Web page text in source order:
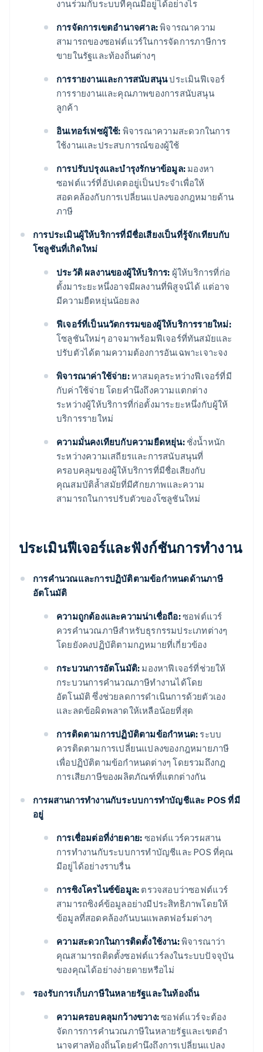
งานร่วมกับระบบที่คุณมีอยู่ได้อย่างไร
การจัดการเขตอํานาจศาล:พิจารณาความ
สามารถของซอฟต์แวร์ในการจัดการภาษีการ
ขายในรัฐและท้องถิ่นต่างๆ
การรายงานและการสนับสนุนประเมินฟีเจอร์
การรายงานและคุณภาพของการสนับสนุน
ลูกค้า
อินเทอร์เฟซผู้ใช้: พิจารณาความสะดวกในการ
ใช้งานและประสบการณ์ของผู้ใช้
การปรับปรุงและบํารุงรักษาข้อมูล: มองหา
ซอฟต์แวร์ที่อัปเดตอยู่เป็นประจําเพื่อให้
สอดคล้องกับการเปลี่ยนแปลงของกฎหมายด้าน
ภาษี
การประเมินผู้ให้บริการที่มีชื่อเสียงเป็นที่รู้จักเทียบกับ
โซลูชันที่เกิดใหม่
ประวัติ ผลงานของผู้ให้บริการ: ผู้ให้บริการที่ก่อ
ตั้งมาระยะหนึ่งอาจมีผลงานที่พิสูจน์ได้ แต่อาจ
มีความยืดหยุ่นน้อยลง
ฟีเจอร์ที่เป็นนวัตกรรมของผู้ให้บริการรายใหม่:
โซลูชันใหม่ๆ อาจมาพร้อมฟีเจอร์ที่ทันสมัยและ
ปรับตัวได้ตามความต้องการอันเฉพาะเจาะจง
พิจารณาค่าใช้จ่าย:หาสมดุลระหว่างฟีเจอร์ที่มี
กับค่าใช้จ่าย โดยคํานึงถึงความแตกต่าง
ระหว่างผู้ให้บริการที่ก่อตั้งมาระยะหนึ่งกับผู้ให้
บริการรายใหม่
ความมั่นคงเทียบกับความยืดหยุ่น:ชั่งน้ำหนัก
ระหว่างความเสถียรและการสนับสนุนที่
ครอบคลุมของผู้ให้บริการที่มีชื่อเสียงกับ
คุณสมบัติล้ำสมัยที่มีศักยภาพและความ
สามารถในการปรับตัวของโซลูชันใหม่
ประเมินฟีเจอร์และฟังก์ชันการทํางาน
การคํานวณและการปฏิบัติตามข้อกําหนดด้านภาษี
อัตโนมัติ
ความถูกต้องและความน่าเชื่อถือ:ซอฟต์แวร์
ควรคํานวณภาษีสําหรับธุรกรรมประเภทต่างๆ
โดยยังคงปฏิบัติตามกฎหมายที่เกี่ยวข้อง
กระบวนการอัตโนมัติ: มองหาฟีเจอร์ที่ช่วยให้
กระบวนการคํานวณภาษีทํางานได้โดย
อัตโนมัติ ซึ่งช่วยลดการดำเนินการด้วยตัวเอง
และลดข้อผิดพลาดให้เหลือน้อยที่สุด
การติดตามการปฏิบัติตามข้อกําหนด: ระบบ
ควรติดตามการเปลี่ยนแปลงของกฎหมายภาษี
เพื่อปฏิบัติตามข้อกําหนดต่างๆ โดยรวมถึงกฎ
การเสียภาษีของผลิตภัณฑ์ที่แตกต่างกัน
การผสานการทํางานกับระบบการทําบัญชีและ POS ที่มี
อยู่
การเชื่อมต่อที่ง่ายดาย: ซอฟต์แวร์ควรผสาน
การทํางานกับระบบการทําบัญชีและ POS ที่คุณ
มีอยู่ได้อย่างราบรื่น
การซิงโครไนซ์ข้อมูล: ตรวจสอบว่าซอฟต์แวร์
สามารถซิงค์ข้อมูลอย่างมีประสิทธิภาพโดยให้
ข้อมูลที่สอดคล้องกันบนแพลตฟอร์มต่างๆ
ความสะดวกในการติดตั้งใช้งาน:พิจารณาว่า
คุณสามารถติดตั้งซอฟต์แวร์ลงในระบบปัจจุบัน
ของคุณได้อย่างง่ายดายหรือไม่
รองรับการเก็บภาษีในหลายรัฐและในท้องถิ่น
ความครอบคลุมกว้างขวาง:ซอฟต์แวร์จะต้อง
จัดการการคํานวณภาษีในหลายรัฐและเขตอํา
นาจศาลท้องถิ่นโดยคำนึงถึงการเปลี่ยนแปลง